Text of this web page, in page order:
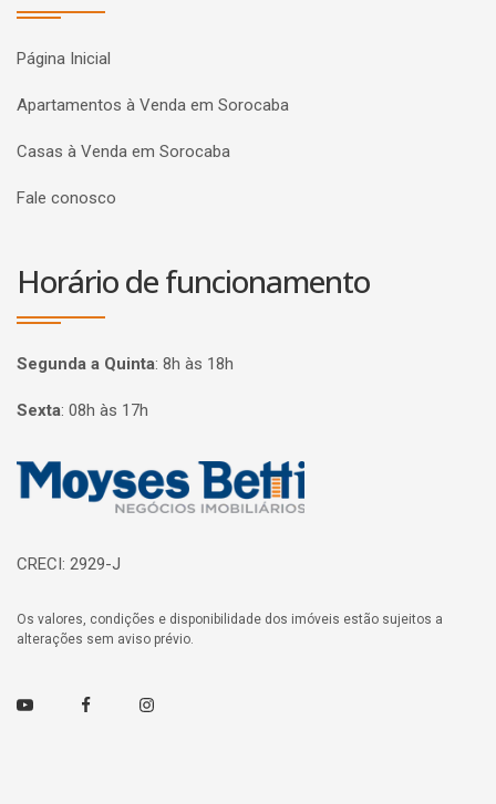
Página Inicial
Apartamentos à Venda em Sorocaba
Casas à Venda em Sorocaba
Fale conosco
Horário de funcionamento
Segunda a Quinta: 8h às 18h
Sexta: 08h às 17h
Página inicial
CRECI: 2929-J
Os valores, condições e disponibilidade dos imóveis estão sujeitos a
alterações sem aviso prévio.
Youtube FacebookInstagram